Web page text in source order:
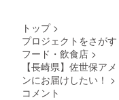
トップ >
プロジェクトをさがす
フード・飲食店 >
【長崎県】佐世保ア
ンにお届けしたい！ >
コメント